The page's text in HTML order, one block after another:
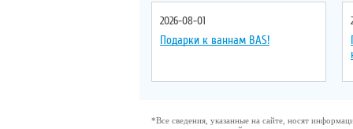
2026-08-01
Подарки к ваннам BAS!
*Все сведения, указанные на сайте, носят